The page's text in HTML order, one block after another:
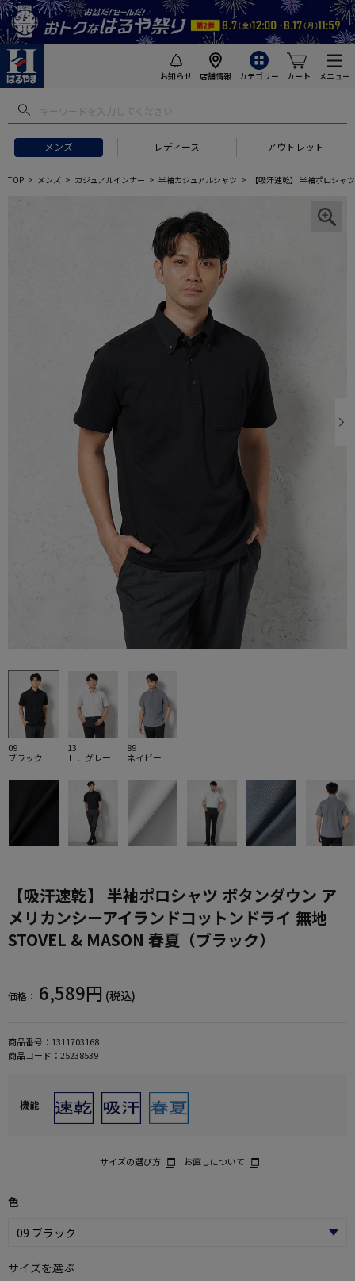
お知らせ 店舗情報 カテゴリー カート メニュー
メンズ レディース アウトレット
TOP メンズ カジュアルインナー 半袖カジュアルシャツ 【吸汗速乾】 半袖ポロシャ
09
ブラック
13
Ｌ．グレー
89
ネイビー
【吸汗速乾】 半袖ポロシャツ ボタンダウン ア
メリカンシーアイランドコットンドライ 無地
STOVEL & MASON 春夏（ブラック）
価格： 6,589円 (税込)
商品番号： 1311703168
商品コード： 25238539
機能
サイズの選び方 お直しについて
色
サイズを選ぶ